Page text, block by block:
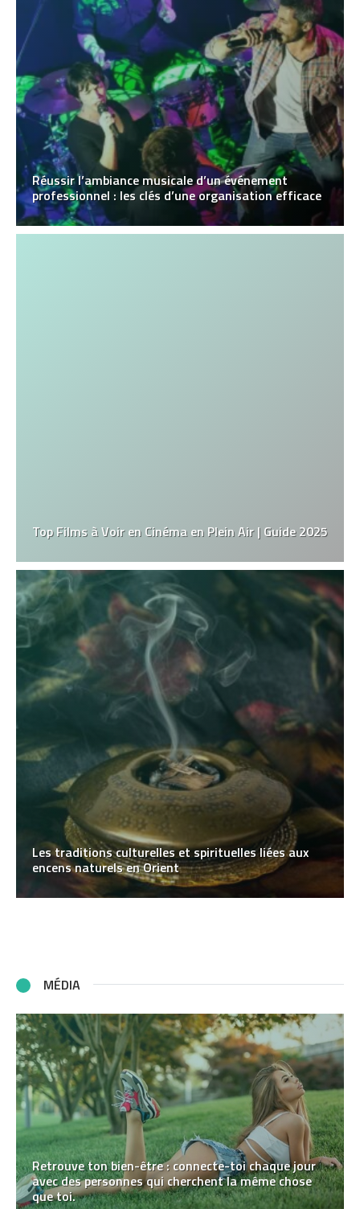
Réussir l’ambiance musicale d’un événement
professionnel : les clés d’une organisation efficace
Top Films à Voir en Cinéma en Plein Air | Guide 2025
Les traditions culturelles et spirituelles liées aux
encens naturels en Orient
MÉDIA
Retrouve ton bien-être : connecte-toi chaque jour
avec des personnes qui cherchent la même chose
que toi.